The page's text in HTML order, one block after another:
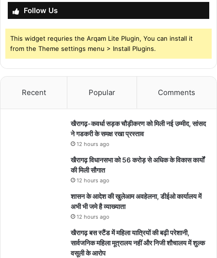
Follow Us
This widget requries the Arqam Lite Plugin, You can install it
from the Theme settings menu > Install Plugins.
Recent Popular Comments
खैरागढ़-कवर्धा सड़क चौड़ीकरण को मिली नई उम्मीद, सांसद
ने गडकरी के समक्ष रखा प्रस्ताव
12 hours ago
खैरागढ़ विधानसभा को 56 करोड़ से अधिक के विकास कार्यों
की मिली सौगात
12 hours ago
शासन के आदेश की खुलेआम अवहेलना, डीईओ कार्यालय में
अभी भी जमे है व्याख्याता
12 hours ago
खैरागढ़ बस स्टैंड में महिला यात्रियों की बढ़ी परेशानी,
सार्वजनिक महिला मूत्रालय नहीं और निजी शौचालय में शुल्क
वसूली के आरोप